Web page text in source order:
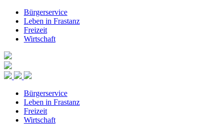
Bürgerservice
Leben in Frastanz
Freizeit
Wirtschaft
Bürgerservice
Leben in Frastanz
Freizeit
Wirtschaft